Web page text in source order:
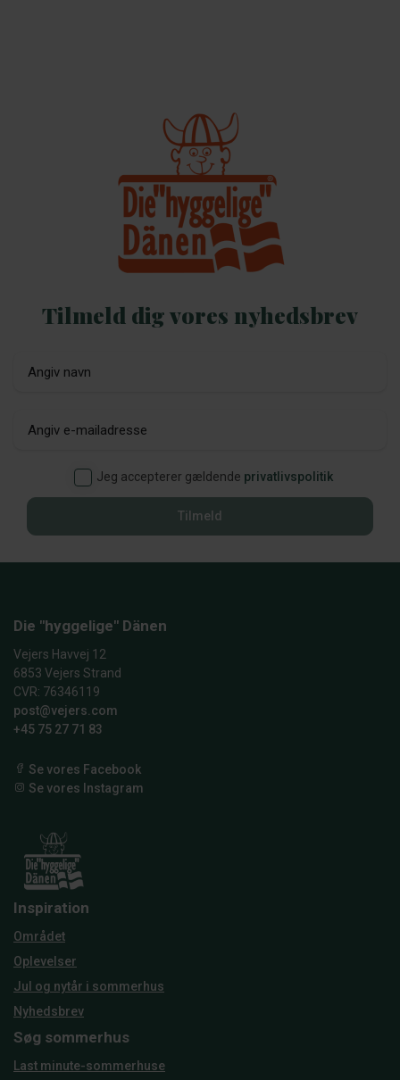
Tilmeld dig vores nyhedsbrev
Jeg accepterer gældende privatlivspolitik
Tilmeld
Die "hyggelige" Dänen
Vejers Havvej 12
6853 Vejers Strand
CVR: 76346119
post@vejers.com
+45 75 27 71 83
Se vores Facebook
Se vores Instagram
Inspiration
Området
Oplevelser
Jul og nytår i sommerhus
Nyhedsbrev
Søg sommerhus
Last minute-sommerhuse